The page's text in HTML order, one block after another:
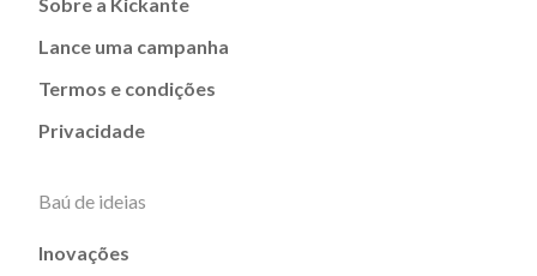
Lance uma campanha
Termos e condições
Privacidade
Baú de ideias
Inovações